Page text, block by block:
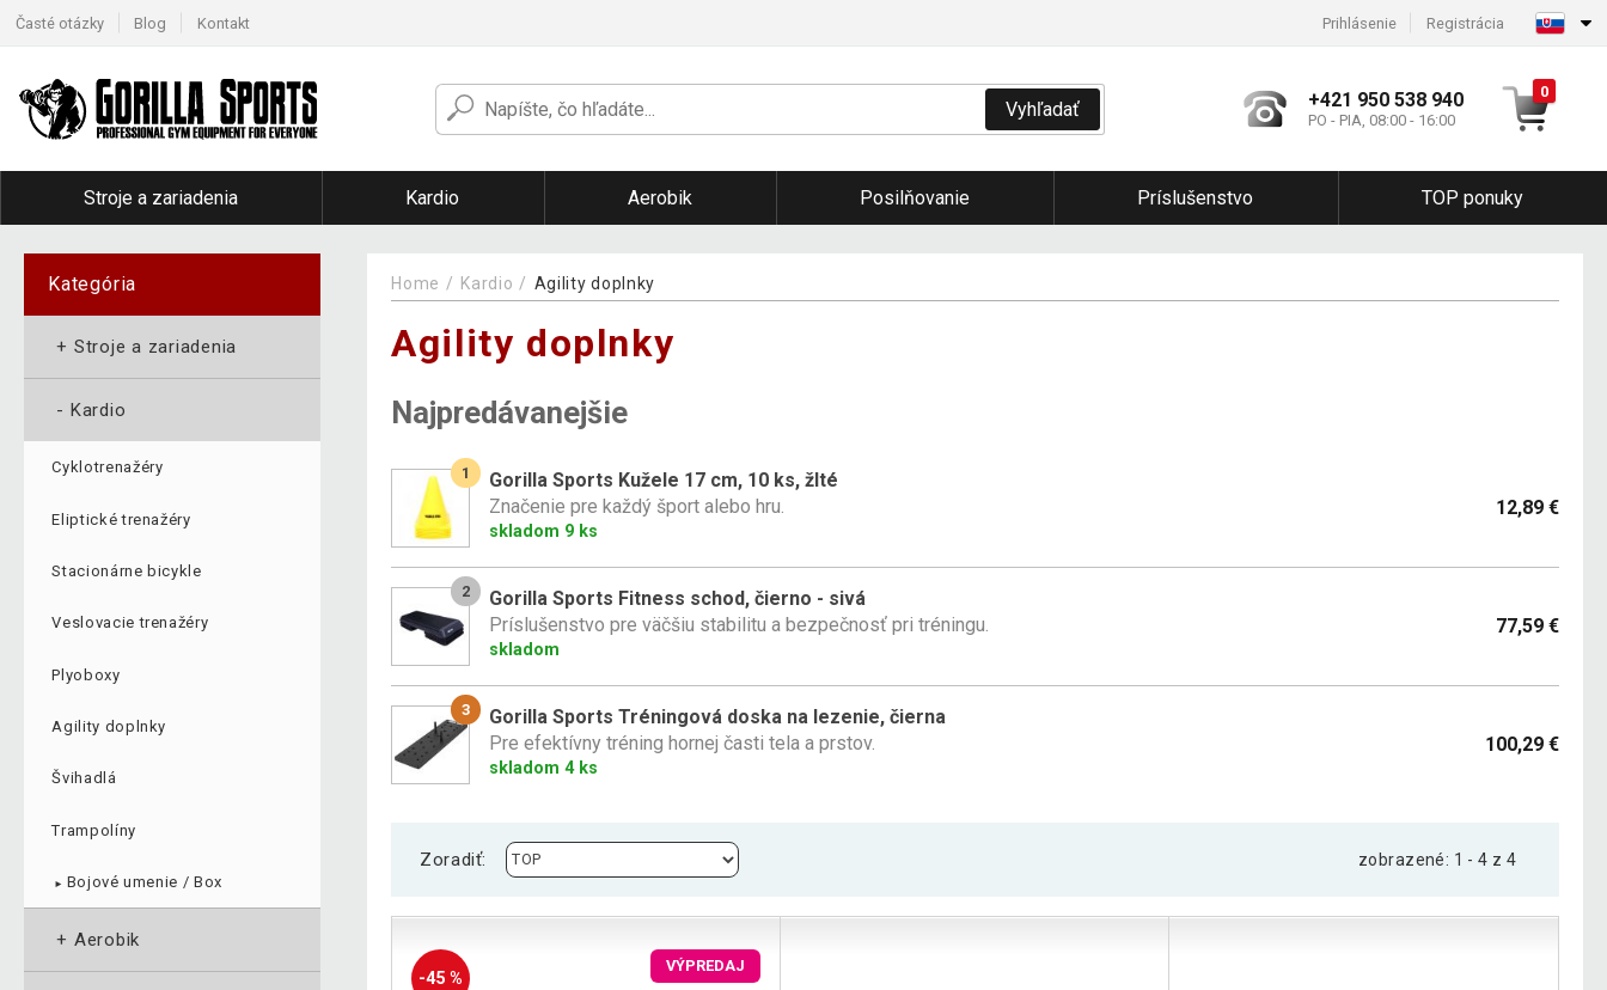
Časté otázky Blog Kontakt Prihlásenie Registrácia
Vyhľadať +421 950 538 940
PO - PIA, 08:00 - 16:00
0
Stroje a zariadenia Kardio Aerobik Posilňovanie Príslušenstvo TOP ponuky
Kategória
+ Stroje a zariadenia
- Kardio
Cyklotrenažéry
Eliptické trenažéry
Stacionárne bicykle
Veslovacie trenažéry
Plyoboxy
Agility doplnky
Švihadlá
Trampolíny
► Bojové umenie / Box
+ Aerobik
Home Kardio Agility doplnky
Agility doplnky
Najpredávanejšie
1
Gorilla Sports Kužele 17 cm, 10 ks, žlté
Značenie pre každý šport alebo hru.
skladom 9 ks
12,89 €
2
Gorilla Sports Fitness schod, čierno - sivá
Príslušenstvo pre väčšiu stabilitu a bezpečnosť pri tréningu.
skladom
77,59 €
3
Gorilla Sports Tréningová doska na lezenie, čierna
Pre efektívny tréning hornej časti tela a prstov.
skladom 4 ks
100,29 €
Zoradiť: zobrazené: 1 - 4 z 4
-45 %
VÝPREDAJ